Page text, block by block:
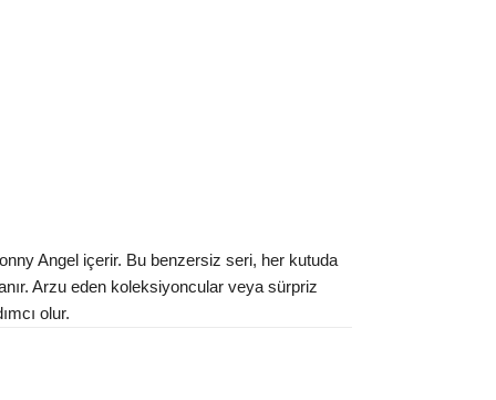
Angel içerir. Bu benzersiz seri, her kutuda
Arzu eden koleksiyoncular veya sürpriz
olur.